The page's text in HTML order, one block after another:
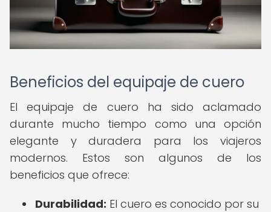
Beneficios del equipaje de cuero
El equipaje de cuero ha sido aclamado
durante mucho tiempo como una opción
elegante y duradera para los viajeros
modernos. Estos son algunos de los
beneficios que ofrece:
Durabilidad: El cuero es conocido por su